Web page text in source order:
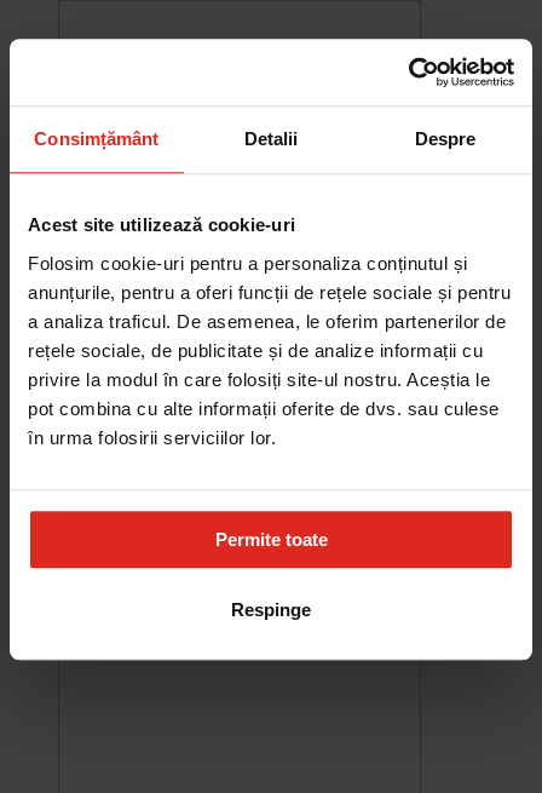
Consimțământ Detalii Despre
Acest site utilizează cookie-uri
Folosim cookie-uri pentru a personaliza conținutul și
anunțurile, pentru a oferi funcții de rețele sociale și pentru
a analiza traficul. De asemenea, le oferim partenerilor de
rețele sociale, de publicitate și de analize informații cu
privire la modul în care folosiți site-ul nostru. Aceștia le
pot combina cu alte informații oferite de dvs. sau culese
în urma folosirii serviciilor lor.
Permite toate
Respinge
-10%
Chiuveta Maris MRG 610-60
was 2.580,20 RON Pret special 2.322,18 RON
Adauga în cos